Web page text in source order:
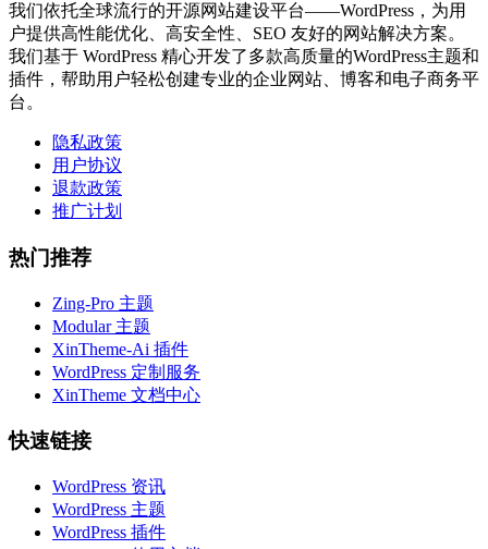
我们依托全球流行的开源网站建设平台——WordPress，为用
户提供高性能优化、高安全性、SEO 友好的网站解决方案。
我们基于 WordPress 精心开发了多款高质量的WordPress主题和
插件，帮助用户轻松创建专业的企业网站、博客和电子商务平
台。
隐私政策
用户协议
退款政策
推广计划
热门推荐
Zing-Pro 主题
Modular 主题
XinTheme-Ai 插件
WordPress 定制服务
XinTheme 文档中心
快速链接
WordPress 资讯
WordPress 主题
WordPress 插件